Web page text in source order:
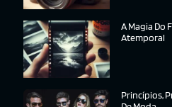
A Magia Do
Atemporal
Princípios,